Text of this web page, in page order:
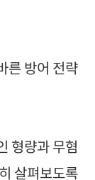
른 방어 전략
형량과 무혐
살펴보도록